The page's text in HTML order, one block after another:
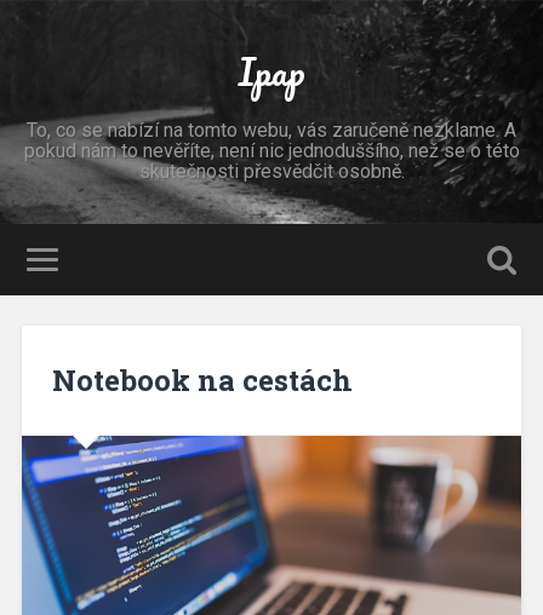
Ipap
To, co se nabízí na tomto webu, vás zaručeně nezklame. A
pokud nám to nevěříte, není nic jednoduššího, než se o této
skutečnosti přesvědčit osobně.
Notebook na cestách